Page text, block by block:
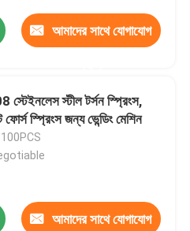
আমাদের সাথে যোগাযোগ
স্টেইনলেস স্টীল টর্সন স্প্রিংস,
ফোর্স স্প্রিংস জন্য ভেন্ডিং মেশিন
আমাদের সাথে যোগাযোগ